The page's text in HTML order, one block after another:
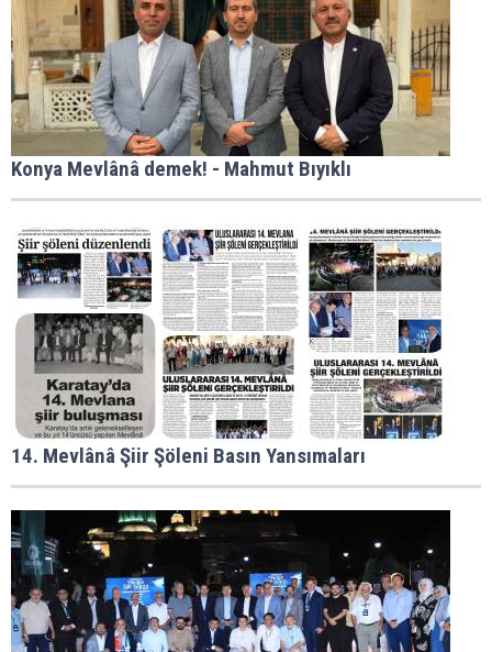
Konya Mevlânâ demek! - Mahmut Bıyıklı
14. Mevlânâ Şiir Şöleni Basın Yansımaları